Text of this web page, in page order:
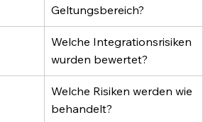
Geltungsbereich?
Welche Integrationsrisiken
wurden bewertet?
Welche Risiken werden wie
behandelt?